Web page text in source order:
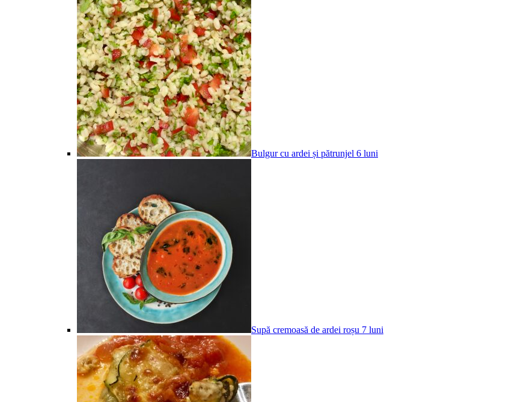
Bulgur cu ardei și pătrunjel 6 luni
Supă cremoasă de ardei roșu 7 luni